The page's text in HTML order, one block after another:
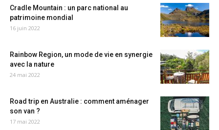
Cradle Mountain : un parc national au
patrimoine mondial
16 juin 2022
Rainbow Region, un mode de vie en synergie
avec la nature
24 mai 2022
Road trip en Australie : comment aménager
son van ?
17 mai 2022